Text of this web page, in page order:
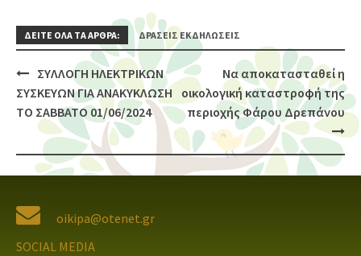
ΔΕΙΤΕ ΟΛΑ ΤΑ ΑΡΘΡΑ: ΔΡΆΣΕΙΣ ΕΚΔΗΛΏΣΕΙΣ
Post
navigation
ΣΥΛΛΟΓΗ ΗΛΕΚΤΡΙΚΩΝ
ΣΥΣΚΕΥΩΝ ΓΙΑ ΑΝΑΚΥΚΛΩΣΗ
ΤΟ ΣΑΒΒΑΤΟ 01/06/2024
Να αποκατασταθεί η
οικολογική καταστροφή της
περιοχής Φάρου Δρεπάνου
oikipa@otenet.gr
SOCIAL MEDIA